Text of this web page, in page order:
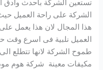
تستعين الشركة باحدث وادق
الشركة على راحة العميل
هذا المجال لان هذا يعمل
العميل نلبية فى اسرع وقت
طموح الشركة لانها تتطلع
مكيفات معينة شركة هوم